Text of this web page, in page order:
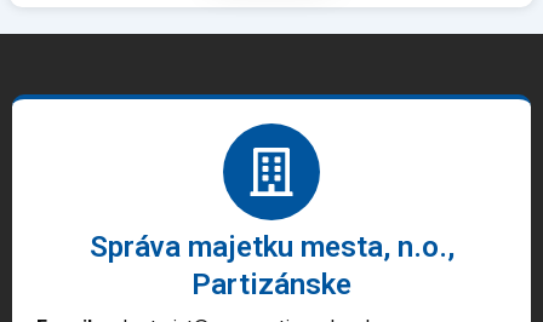
Správa majetku mesta, n.o.,
Partizánske